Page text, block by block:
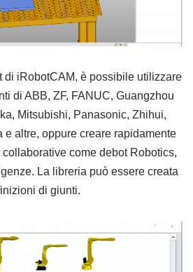
di iRobotCAM, è possibile utilizzare
di ABB, ZF, FANUC, Guangzhou
Mitsubishi, Panasonic, Zhihui,
e altre, oppure creare rapidamente
come debot Robotics,
La libreria può essere creata
di giunti.